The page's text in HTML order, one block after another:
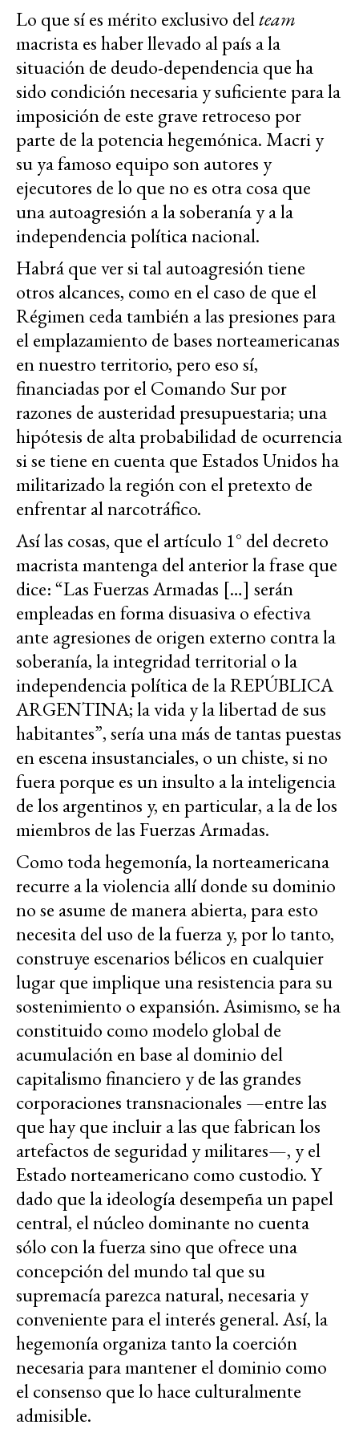
Lo que sí es mérito exclusivo delteam
macrista es haber llevado al país a la
situación de deudo-dependencia que ha
sido condición necesaria y suficiente para la
imposición de este grave retroceso por
parte de la potencia hegemónica. Macri y
su ya famoso equipo son autores y
ejecutores de lo que no es otra cosa que
una autoagresión a la soberanía y a la
independencia política nacional.
Habrá que ver si tal autoagresión tiene
otros alcances, como en el caso de que el
Régimen ceda también a las presiones para
el emplazamiento de bases norteamericanas
en nuestro territorio, pero eso sí,
financiadas por el Comando Sur por
razones de austeridad presupuestaria; una
hipótesis de alta probabilidad de ocurrencia
si se tiene en cuenta que Estados Unidos ha
militarizado la región con el pretexto de
enfrentar al narcotráfico.
Así las cosas, que el artículo 1° del decreto
macrista mantenga del anterior la frase que
dice: “Las Fuerzas Armadas […] serán
empleadas en forma disuasiva o efectiva
ante agresiones de origen externo contra la
soberanía, la integridad territorial o la
independencia política de la REPÚBLICA
ARGENTINA; la vida y la libertad de sus
habitantes”, sería una más de tantas puestas
en escena insustanciales, o un chiste, si no
fuera porque es un insulto a la inteligencia
de los argentinos y, en particular, a la de los
miembros de las Fuerzas Armadas.
Como toda hegemonía, la norteamericana
recurre a la violencia allí donde su dominio
no se asume de manera abierta, para esto
necesita del uso de la fuerza y, por lo tanto,
construye escenarios bélicos en cualquier
lugar que implique una resistencia para su
sostenimiento o expansión. Asimismo, se ha
constituido como modelo global de
acumulación en base al dominio del
capitalismo financiero y de las grandes
corporaciones transnacionales —entre las
que hay que incluir a las que fabrican los
artefactos de seguridad y militares—, y el
Estado norteamericano como custodio. Y
dado que la ideología desempeña un papel
central, el núcleo dominante no cuenta
sólo con la fuerza sino que ofrece una
concepción del mundo tal que su
supremacía parezca natural, necesaria y
conveniente para el interés general. Así, la
hegemonía organiza tanto la coerción
necesaria para mantener el dominio como
el consenso que lo hace culturalmente
admisible.